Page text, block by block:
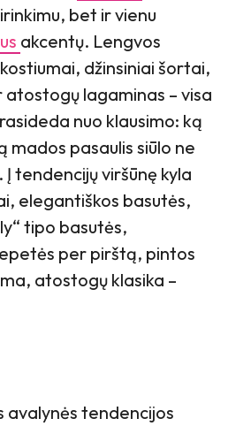
bet ir vienu
akcentų. Lengvos
džinsiniai šortai,
atostogų lagaminas – visa
nuo klausimo: ką
mados pasaulis siūlo ne
tendencijų viršūnę kyla
elegantiškos basutės,
tipo basutės,
per pirštą, pintos
atostogų klasika –
avalynės tendencijos